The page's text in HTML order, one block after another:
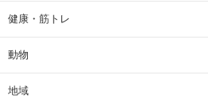
健康・筋トレ
動物
地域